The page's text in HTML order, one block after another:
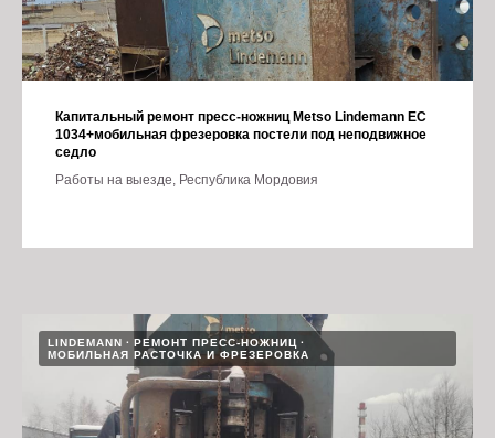
Капитальный ремонт пресс-ножниц Metso Lindemann EC
1034+мобильная фрезеровка постели под неподвижное
седло
Работы на выезде, Республика Мордовия
LINDEMANN
РЕМОНТ ПРЕСС-НОЖНИЦ
МОБИЛЬНАЯ РАСТОЧКА И ФРЕЗЕРОВКА